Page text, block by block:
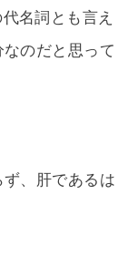
名詞とも言え
のだと思って
、肝であるは